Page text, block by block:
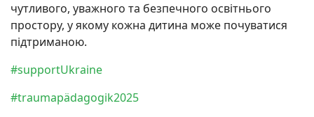
чутливого, уважного та безпечного освітнього
простору, у якому кожна дитина може почуватися
підтриманою.
#supportUkraine
#traumapädagogik2025